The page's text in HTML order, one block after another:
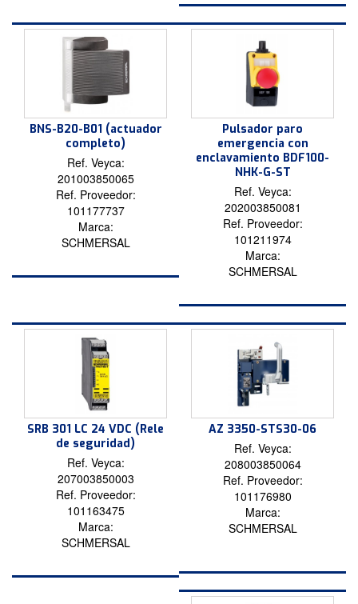
BNS-B20-B01 (actuador
completo)
Ref. Veyca:
201003850065
Ref. Proveedor:
101177737
Marca:
SCHMERSAL
Pulsador paro
emergencia con
enclavamiento BDF100-
NHK-G-ST
Ref. Veyca:
202003850081
Ref. Proveedor:
101211974
Marca:
SCHMERSAL
SRB 301 LC 24 VDC (Rele
de seguridad)
Ref. Veyca:
207003850003
Ref. Proveedor:
101163475
Marca:
SCHMERSAL
AZ 3350-STS30-06
Ref. Veyca:
208003850064
Ref. Proveedor:
101176980
Marca:
SCHMERSAL